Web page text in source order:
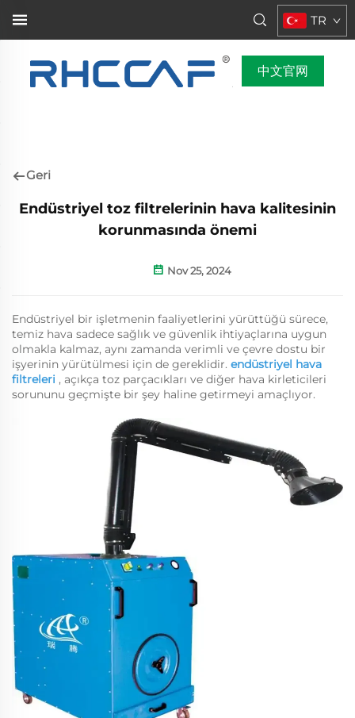
TR
中文官网
Geri
Endüstriyel toz filtrelerinin hava kalitesinin
korunmasında önemi
Nov 25, 2024
Endüstriyel bir işletmenin faaliyetlerini yürüttüğü sürece,
temiz hava sadece sağlık ve güvenlik ihtiyaçlarına uygun
olmakla kalmaz, aynı zamanda verimli ve çevre dostu bir
işyerinin yürütülmesi için de gereklidir. endüstriyel hava
filtreleri , açıkça toz parçacıkları ve diğer hava kirleticileri
sorununu geçmişte bir şey haline getirmeyi amaçlıyor.